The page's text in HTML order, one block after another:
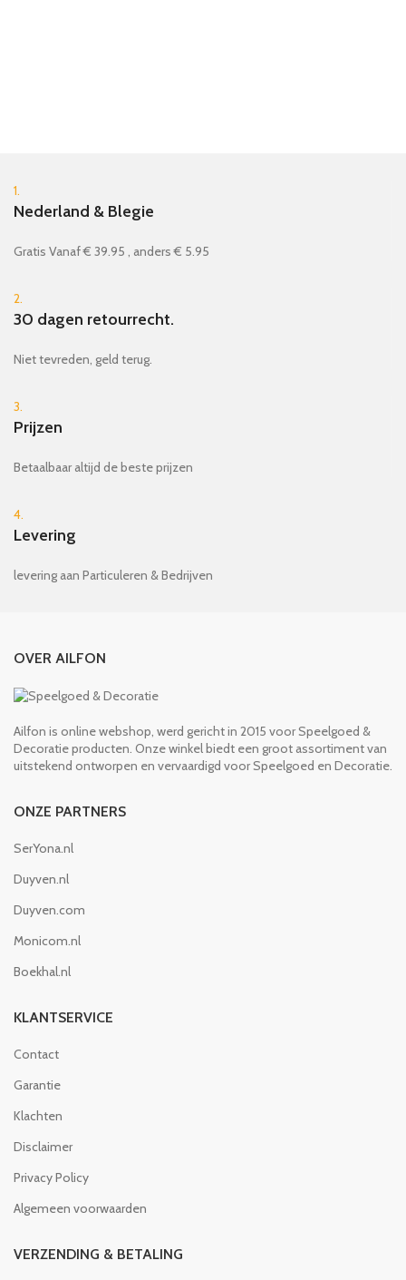
1.
Nederland & Blegie
Gratis Vanaf € 39.95 , anders € 5.95
2.
30 dagen retourrecht.
Niet tevreden, geld terug.
3.
Prijzen
Betaalbaar altijd de beste prijzen
4.
Levering
levering aan Particuleren & Bedrijven
OVER AILFON
Ailfon is online webshop, werd gericht in 2015 voor Speelgoed &
Decoratie producten. Onze winkel biedt een groot assortiment van
uitstekend ontworpen en vervaardigd voor Speelgoed en Decoratie.
ONZE PARTNERS
SerYona.nl
Duyven.nl
Duyven.com
Monicom.nl
Boekhal.nl
KLANTSERVICE
Contact
Garantie
Klachten
Disclaimer
Privacy Policy
Algemeen voorwaarden
VERZENDING & BETALING